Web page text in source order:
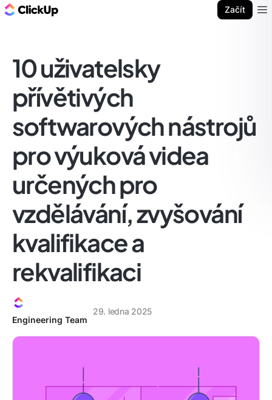
Začít
10 uživatelsky
přívětivých
softwarových nástrojů
pro výuková videa
určených pro
vzdělávání, zvyšování
kvalifikace a
rekvalifikaci
Engineering Team
29. ledna 2025